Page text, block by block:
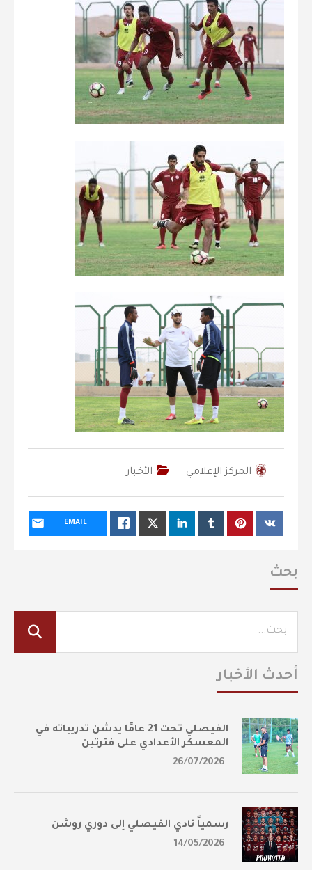
المركز الإعلامي الأخبار
EMAIL
بحث
أحدث الأخبار
الفيصلي تحت 21 عامًا يدشن تدريباته في
المعسكر الأعدادي على فترتين
26/07/2026
رسمياً نادي الفيصلي إلى دوري روشن
14/05/2026